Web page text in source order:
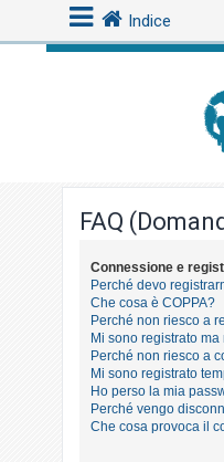
Indice
FAQ
Connessione e
Perché devo
Che cosa è COPPA?
Perché non riesco a
Mi sono registrato
Perché non riesco a
Mi sono registrato
Ho perso la mia
Perché vengo
Che cosa provoca il